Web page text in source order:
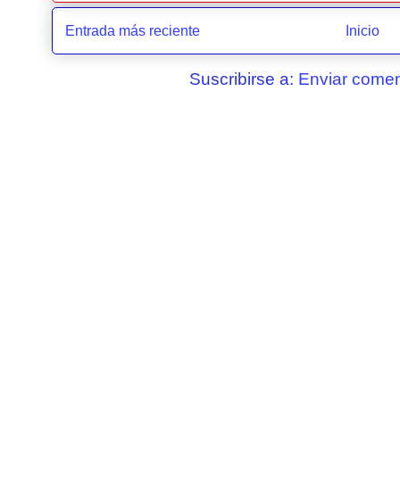
Entrada más reciente Inicio
Suscribirse a: Enviar